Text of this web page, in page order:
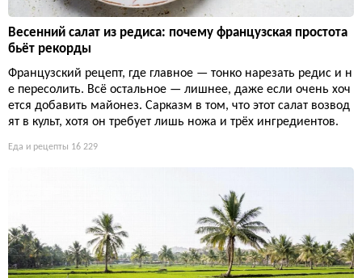
Весенний салат из редиса: почему французская простота
бьёт рекорды
Французский рецепт, где главное — тонко нарезать редис и н
е пересолить. Всё остальное — лишнее, даже если очень хоч
ется добавить майонез. Сарказм в том, что этот салат возвод
ят в культ, хотя он требует лишь ножа и трёх ингредиентов.
Еда и рецепты 16 229